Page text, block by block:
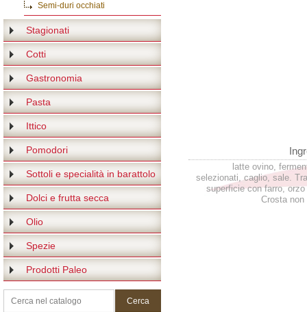
Semi-duri occhiati
Stagionati
Cotti
Gastronomia
Pasta
Ittico
Pomodori
Sottoli e specialità in barattolo
Dolci e frutta secca
Olio
Spezie
Prodotti Paleo
latte ovino,
selezionati, caglio, sale.
superficie con farro, orzo
Crosta non